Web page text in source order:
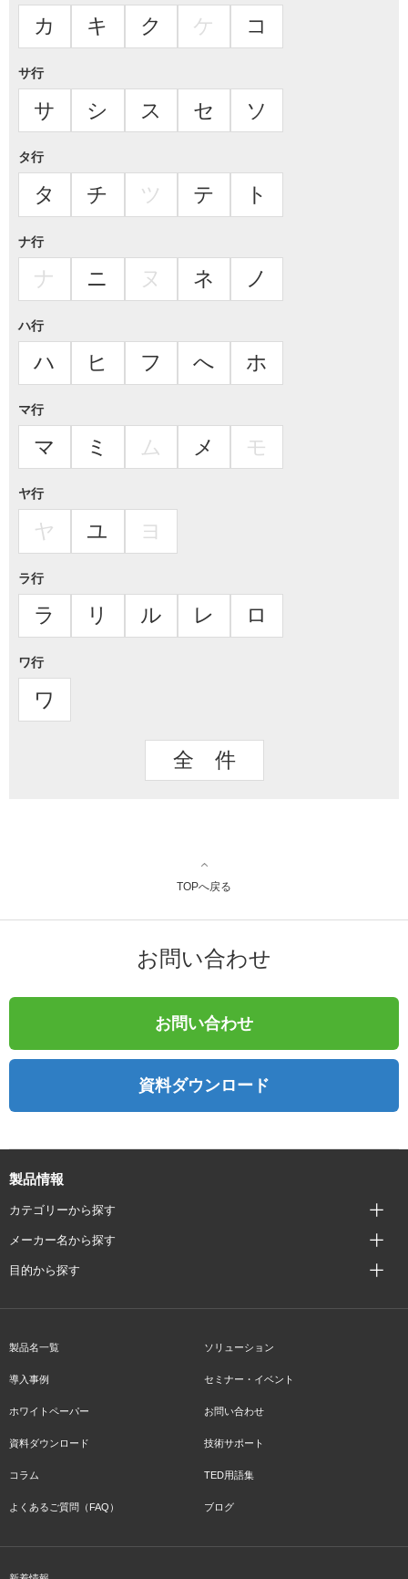
カ キ ク ケ コ
サ行
サ シ ス セ ソ
タ行
タ チ ツ テ ト
ナ行
ナ ニ ヌ ネ ノ
ハ行
ハ ヒ フ へ ホ
マ行
マ ミ ム メ モ
ヤ行
ヤ ユ ヨ
ラ行
ラ リ ル レ ロ
ワ行
ワ
全 件
TOPへ戻る
お問い合わせ
お問い合わせ
資料ダウンロード
製品情報
カテゴリーから探す
メーカー名から探す
目的から探す
製品名一覧 ソリューション
導入事例 セミナー・イベント
ホワイトペーパー お問い合わせ
資料ダウンロード 技術サポート
コラム TED用語集
よくあるご質問（FAQ） ブログ